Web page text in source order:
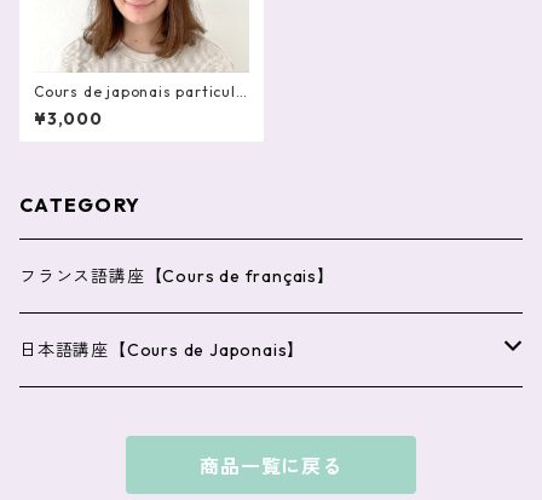
Cours de japonais particuli
er en ligne 60mn - LISA
¥3,000
CATEGORY
フランス語講座【Cours de français】
日本語講座【Cours de Japonais】
商品一覧に戻る